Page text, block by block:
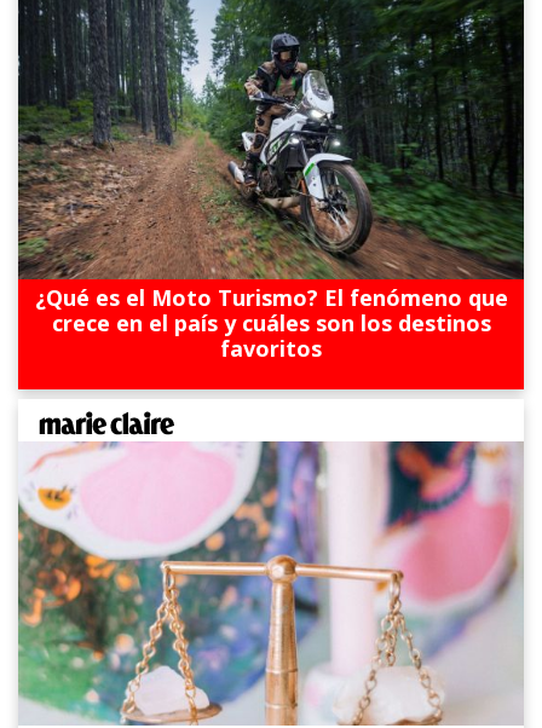
¿Qué es el Moto Turismo? El fenómeno que
crece en el país y cuáles son los destinos
favoritos